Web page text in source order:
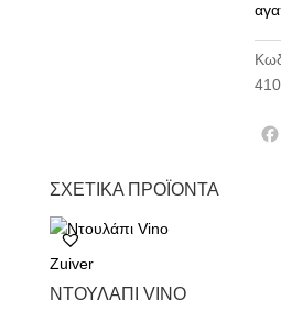
ΣΧΕΤΙΚΆ ΠΡΟΪΌΝΤΑ
Zuiver
ΝΤΟΥΛΆΠΙ VINO